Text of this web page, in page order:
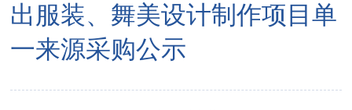
出服装、舞美设计制作项目单
一来源采购公示